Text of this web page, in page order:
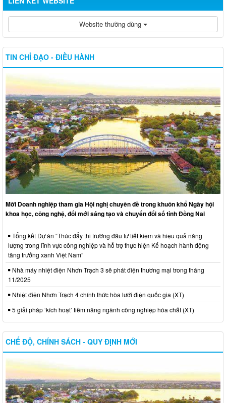
Website thường dùng
TIN CHỈ ĐẠO - ĐIỀU HÀNH
Mời Doanh nghiệp tham gia Hội nghị chuyên đề trong khuôn khổ Ngày hội
khoa học, công nghệ, đổi mới sáng tạo và chuyển đổi số tỉnh Đồng Nai
Tổng kết Dự án “Thúc đẩy thị trường đầu tư tiết kiệm và hiệu quả năng
lượng trong lĩnh vực công nghiệp và hỗ trợ thực hiện Kế hoạch hành động
tăng trưởng xanh Việt Nam”
Nhà máy nhiệt điện Nhơn Trạch 3 sẽ phát điện thương mại trong tháng
11/2025
Nhiệt điện Nhơn Trạch 4 chính thức hòa lưới điện quốc gia (XT)
5 giải pháp ‘kích hoạt’ tiềm năng ngành công nghiệp hóa chất (XT)
CHẾ ĐỘ, CHÍNH SÁCH - QUY ĐỊNH MỚI